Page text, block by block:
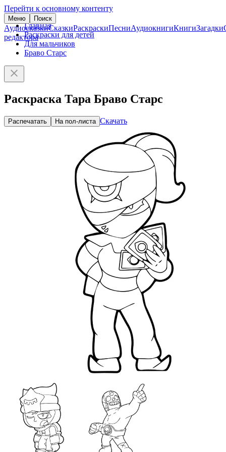
Перейти к основному контенту
Меню Поиск
АудиосказкиСказкиРаскраскиПесниАудиокнигиКнигиЗагадки
редактора
Главная
Раскраски для детей
Для мальчиков
Браво Старс
Раскраска Тара Браво Старс
Распечатать На пол-листа Скачать